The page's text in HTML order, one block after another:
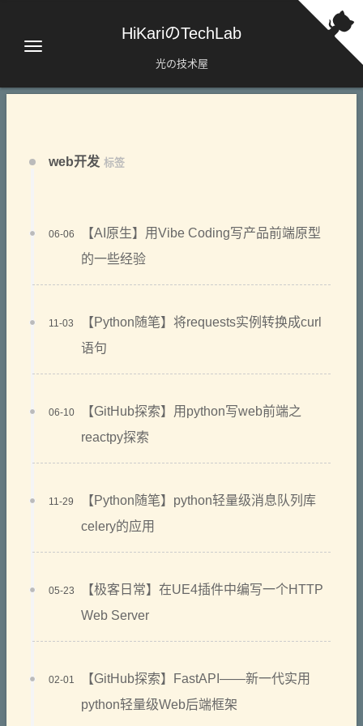
HiKariのTechLab
光の技术屋
web开发 标签
【AI原生】用Vibe Coding写产品前端原型
的一些经验
06-06
【Python随笔】将requests实例转换成curl
语句
11-03
【GitHub探索】用python写web前端之
reactpy探索
06-10
【Python随笔】python轻量级消息队列库
celery的应用
11-29
【极客日常】在UE4插件中编写一个HTTP
Web Server
05-23
【GitHub探索】FastAPI——新一代实用
python轻量级Web后端框架
02-01